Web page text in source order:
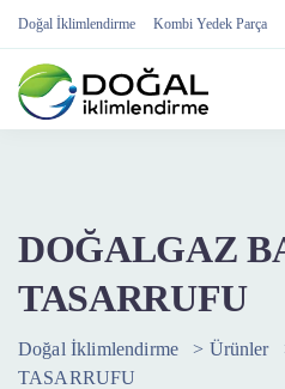
Doğal İklimlendirme Kombi Yedek Parça
DOĞALGAZ
TASARRUFU
Doğal İklimlendirme > Ürünler
TASARRUFU